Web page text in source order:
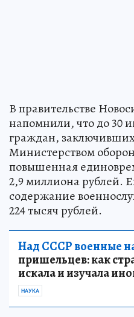
В правительстве
напомнили, что до 30
граждан,
Министерством
повышенная
2,9 миллиона рублей.
содержание
224 тысяч рублей.
Над СССР военные
пришельцев: как
искала и изучала
НАУКА